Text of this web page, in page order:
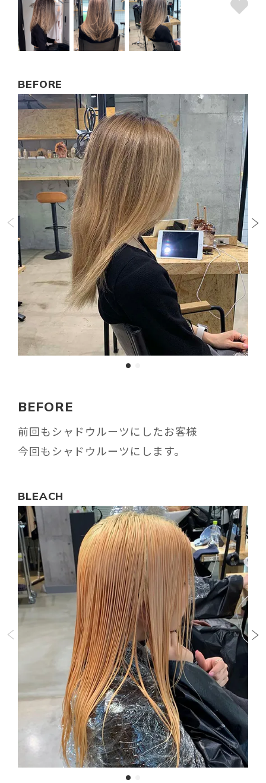
BEFORE
BEFORE
前回もシャドウルーツにしたお客様
今回もシャドウルーツにします。
BLEACH